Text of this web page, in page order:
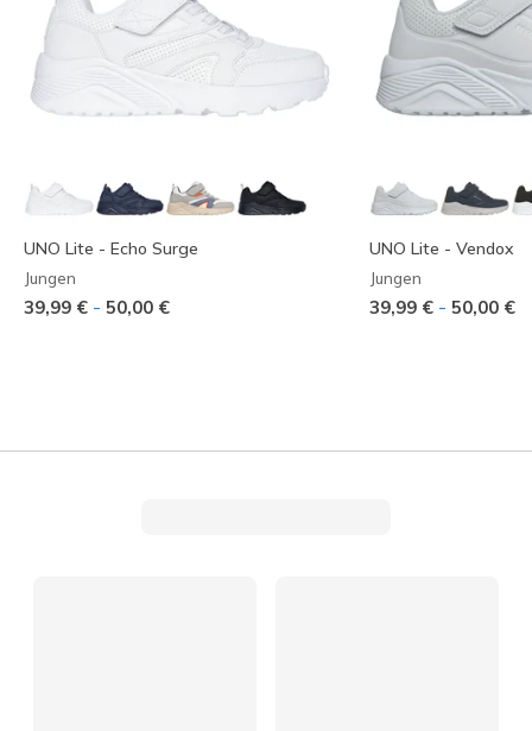
UNO Lite - Echo Surge
Jungen
39,99 € - 50,00 €
UNO Lite - Vendox
Jungen
39,99 € - 50,00 €